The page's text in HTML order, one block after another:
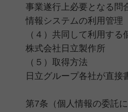
事業遂行上必要となる問
情報システムの利用管理
（４）共同して利用す
株式会社日立製作所
（５）取得方法
日立グループ各社が直接
第7条（個人情報の委託に